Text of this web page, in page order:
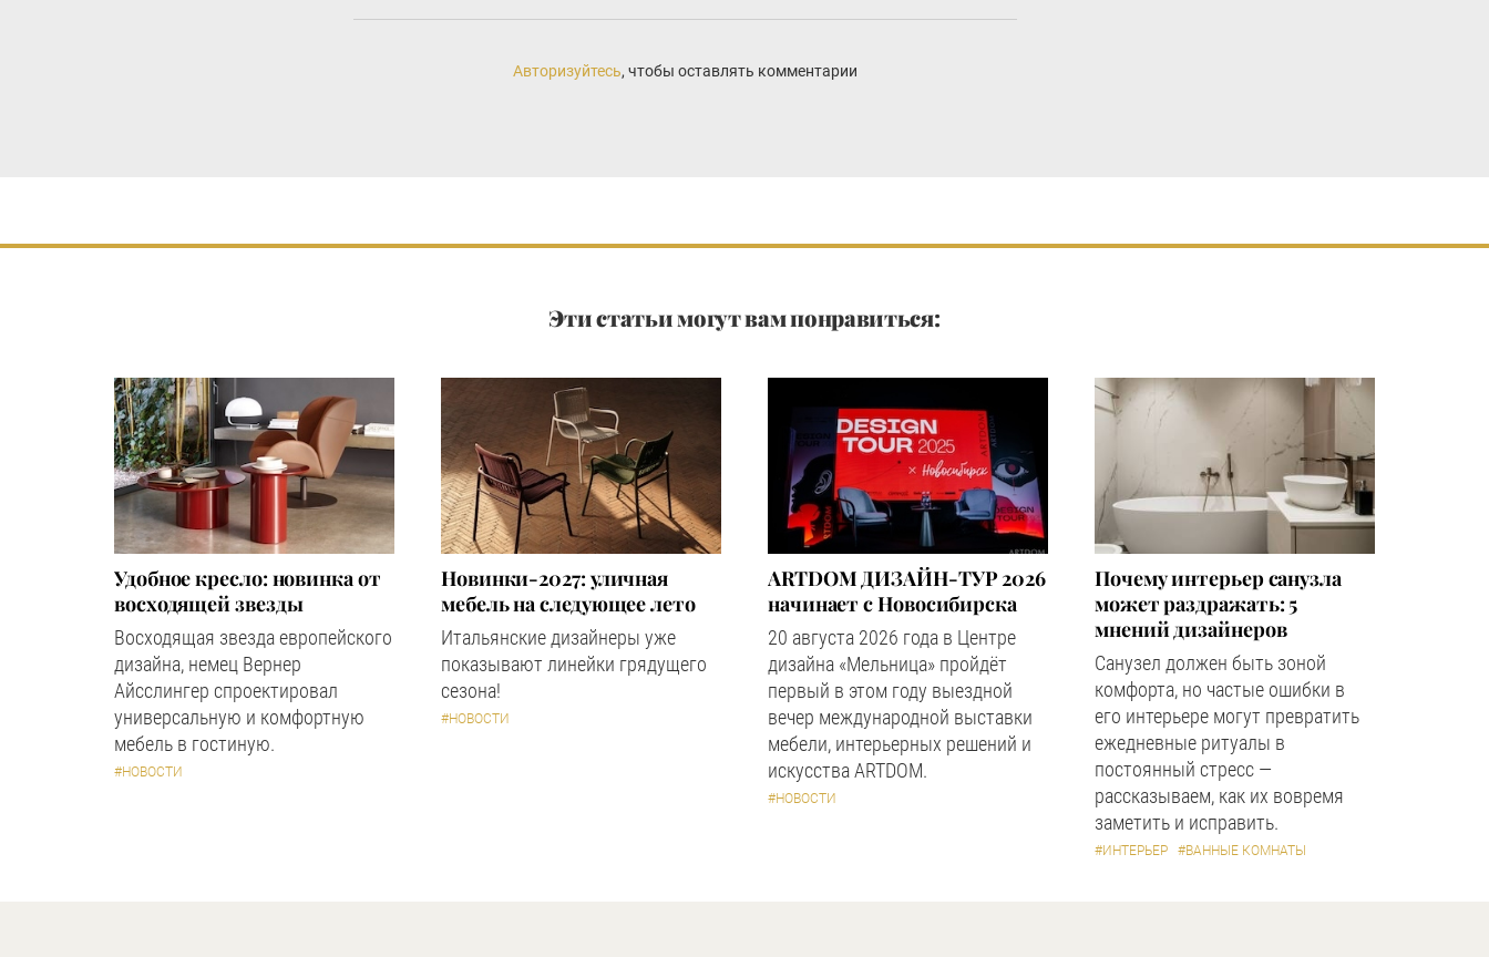
Авторизуйтесь, чтобы оставлять комментарии
Эти статьи могут вам понравиться:
Удобное кресло: новинка от
восходящей звезды
Восходящая звезда европейского
дизайна, немец Вернер
Айсслингер спроектировал
универсальную и комфортную
мебель в гостиную.
#НОВОСТИ
Новинки-2027: уличная
мебель на следующее лето
Итальянские дизайнеры уже
показывают линейки грядущего
сезона!
#НОВОСТИ
ARTDOM ДИЗАЙН-ТУР 2026
начинает с Новосибирска
20 августа 2026 года в Центре
дизайна «Мельница» пройдёт
первый в этом году выездной
вечер международной выставки
мебели, интерьерных решений и
искусства ARTDOM.
#НОВОСТИ
Почему интерьер санузла
может раздражать: 5
мнений дизайнеров
Санузел должен быть зоной
комфорта, но частые ошибки в
его интерьере могут превратить
ежедневные ритуалы в
постоянный стресс —
рассказываем, как их вовремя
заметить и исправить.
#ИНТЕРЬЕР #ВАННЫЕ КОМНАТЫ